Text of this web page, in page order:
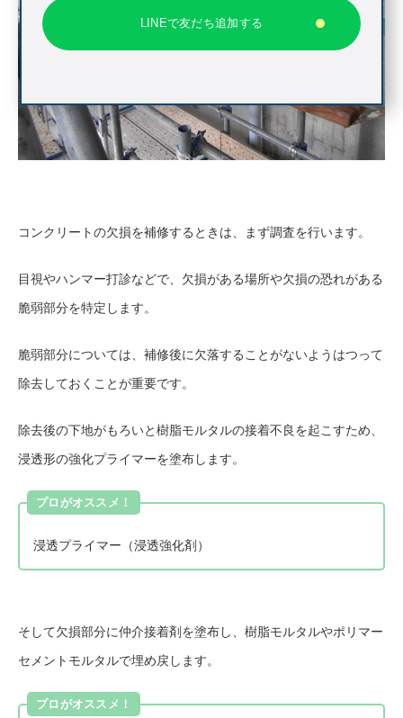
コンクリートの欠損を補修するときは、まず調査を行います。
目視やハンマー打診などで、欠損がある場所や欠損の恐れがある
脆弱部分を特定します。
脆弱部分については、補修後に欠落することがないようはつって
除去しておくことが重要です。
除去後の下地がもろいと樹脂モルタルの接着不良を起こすため、
浸透形の強化プライマーを塗布します。
プロがオススメ！
浸透プライマー（浸透強化剤）
そして欠損部分に仲介接着剤を塗布し、樹脂モルタルやポリマー
セメントモルタルで埋め戻します。
プロがオススメ！
LINEで友だち追加する